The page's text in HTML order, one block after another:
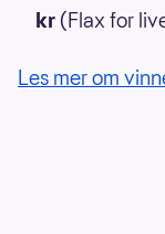
kr (Flax for
Les mer om